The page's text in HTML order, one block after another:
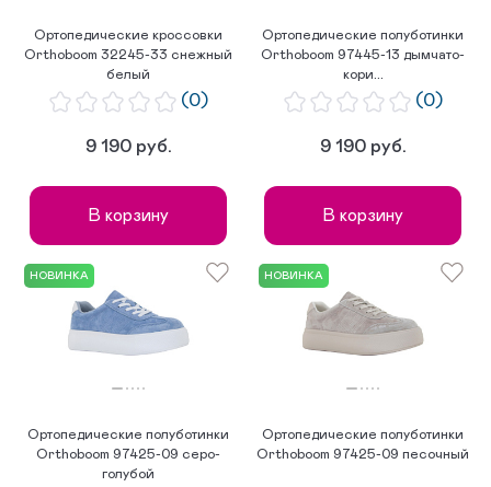
Ортопедические кроссовки
Orthoboom 32245-33 снежный
белый
(0)
9 190 руб.
В корзину
Ортопедические полуботинки
Orthoboom 97445-13 дымчато-
кори...
(0)
9 190 руб.
В корзину
НОВИНКА
Ортопедические полуботинки
Orthoboom 97425-09 серо-
голубой
НОВИНКА
Ортопедические полуботинки
Orthoboom 97425-09 песочный